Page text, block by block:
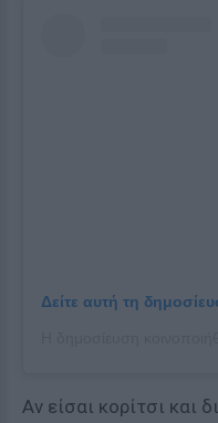
Δείτε αυτή τη
Αν είσαι κορίτσι και